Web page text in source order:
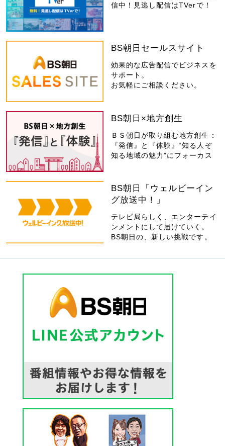
信中！見逃し配信はTVerで！
BS朝日セールスサイト
効果的な広告配信でビジネスを
サポート。
お気軽にご相談ください。
BS朝日×地方創生
ＢＳ朝日が取り組む地方創生：
『発信』と『体験』“知る人ぞ
知る地域の魅力”にフォーカス
BS朝日「ウェルビーイン
グ放送中！」
テレビ局らしく、エンターテイ
ンメントにして届けていく。
BS朝日の、新しい挑戦です。